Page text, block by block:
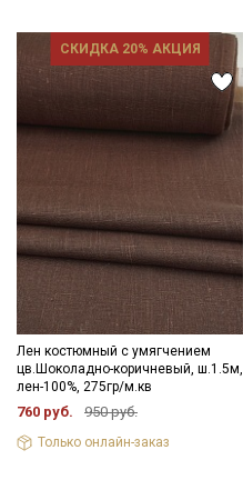
СКИДКА 20% АКЦИЯ
Лен костюмный с умягчением
цв.Шоколадно-коричневый, ш.1.5м,
лен-100%, 275гр/м.кв
760 руб. 950 руб.
Только онлайн-заказ